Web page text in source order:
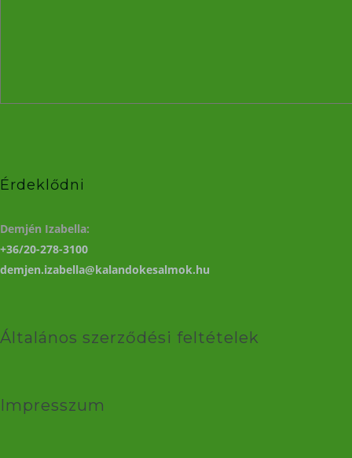
Érdeklődni
Demjén Izabella:
+36/20-278-3100
demjen.izabella@kalandokesalmok.hu
Általános szerződési feltételek
Impresszum